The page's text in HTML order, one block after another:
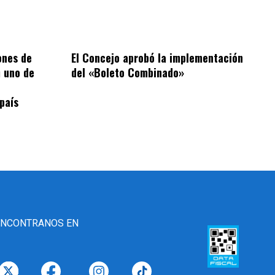
de
de
El Concejo aprobó la implementación
del «Boleto Combinado»
EN